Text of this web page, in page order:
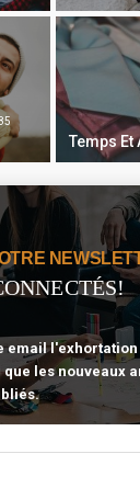
Temps Et
Chaque
consists not in
journeys have
email l'exhortation
les nouveaux